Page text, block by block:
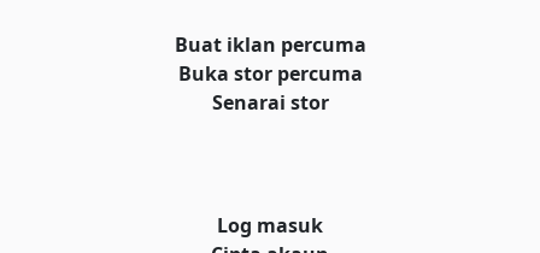
Buat iklan percuma
Buka stor percuma
Senarai stor
Log masuk